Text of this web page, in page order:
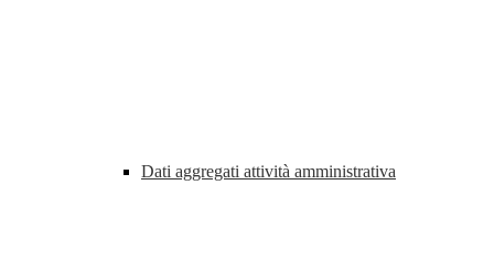
Dati aggregati attività amministrativa